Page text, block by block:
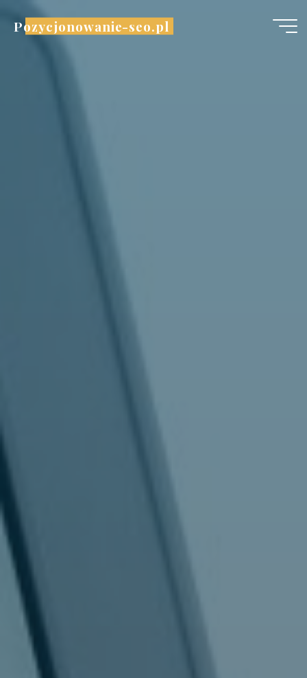
Pozycjonowanie-seo.pl